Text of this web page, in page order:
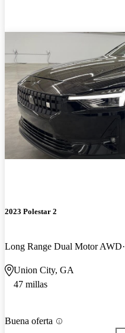
2023 Polestar 2
Long Range Dual Motor AWD
Union City, GA
47 millas
Buena oferta